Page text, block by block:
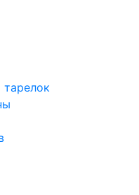
тарелок